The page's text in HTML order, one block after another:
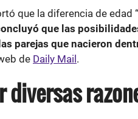
que la diferencia de edad “
que las
parejas que nacieron
de Daily Mail .
diversas